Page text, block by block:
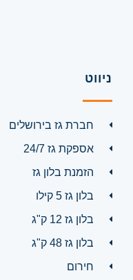
ניווט
חברת גז בירושלים
אספקת גז 24/7
הזמנת בלון גז
בלון גז 5 קילו
בלון גז 12 ק"ג
בלון גז 48 ק"ג
חירום